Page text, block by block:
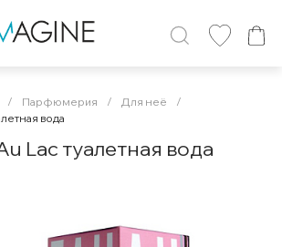
/ Парфюмерия / Для неё
/
вода
Lac туалетная вода